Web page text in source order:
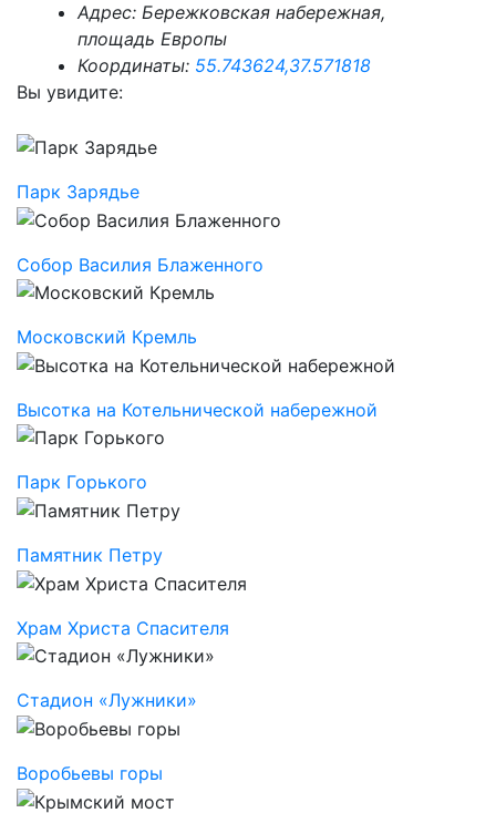
Адрес: Бережковская набережная,
площадь Европы
Координаты: 55.743624,37.571818
Вы увидите:
Парк Зарядье
Собор Василия Блаженного
Московский Кремль
Высотка на Котельнической набережной
Парк Горького
Памятник Петру
Храм Христа Спасителя
Стадион «Лужники»
Воробьевы горы